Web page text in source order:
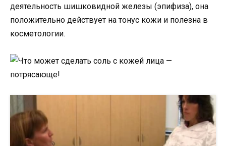
деятельность шишковидной железы (эпифиза), она
положительно действует на тонус кожи и полезна в
косметологии.